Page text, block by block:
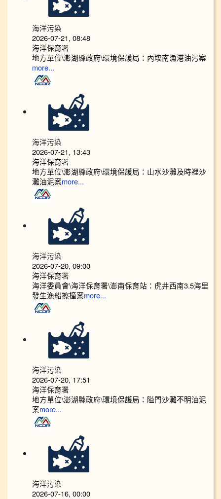
海洋污染
2026-07-21, 08:48
海洋保育署
地方單位\澎湖縣政府\環境保護局：內垵南漁港油污案
more...
海洋污染
2026-07-21, 13:43
海洋保育署
地方單位\澎湖縣政府\環境保護局：山水沙灘及時裡沙
灘油泥案more...
海洋污染
2026-07-20, 09:00
海洋保育署
海洋委員會\海洋保育署\澎南保育站：虎井西南3.5海里
發生漁船擦撞案more...
海洋污染
2026-07-20, 17:51
海洋保育署
地方單位\澎湖縣政府\環境保護局：隘門沙灘不明油泥
案more...
海洋污染
2026-07-16, 00:00